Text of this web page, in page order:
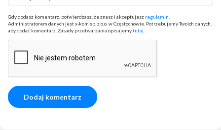
Gdy dodasz komentarz, potwierdzasz, że znasz i akceptujesz regulamin.
Administratorem danych jest x-kom sp. z o.o. w Częstochowie. Potrzebujemy Twoich danych,
aby dodać komentarz. Zasady przetwarzania opisujemytutaj.